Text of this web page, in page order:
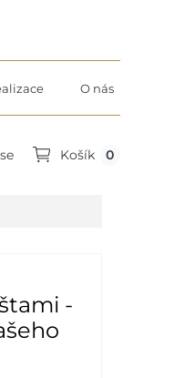
O nás
Košík 0
-